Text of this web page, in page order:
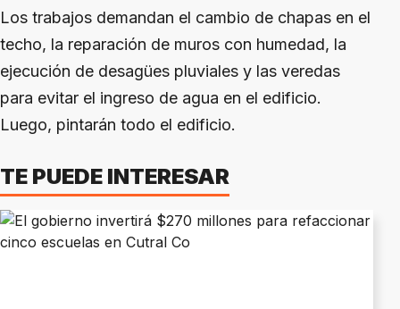
Los trabajos demandan el cambio de chapas en el
techo, la reparación de muros con humedad, la
ejecución de desagües pluviales y las veredas
para evitar el ingreso de agua en el edificio.
Luego, pintarán todo el edificio.
TE PUEDE INTERESAR